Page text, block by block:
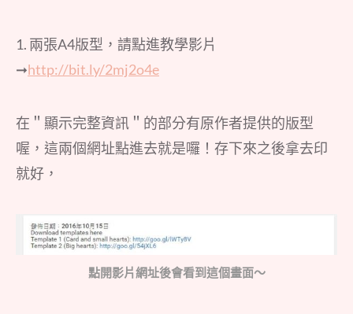
1. 兩張A4版型，請點進教學影片
➞http://bit.ly/2mj2o4e
在＂顯示完整資訊＂的部分有原作者提供的版型
喔，這兩個網址點進去就是囉！存下來之後拿去印
就好，
點開影片網址後會看到這個畫面～